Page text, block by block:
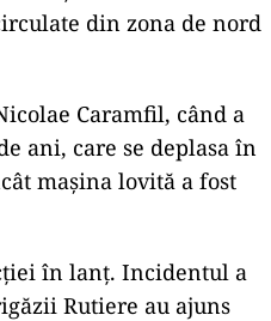
din zona de nord
Caramfil, când a
ani, care se deplasa în
mașina lovită a fost
în lanț. Incidentul a
Rutiere au ajuns